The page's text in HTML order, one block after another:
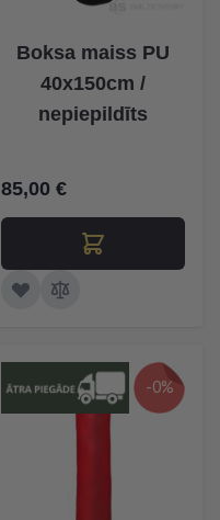
Boksa maiss PU
40x150cm /
nepiepildīts
85,00 €
-0%